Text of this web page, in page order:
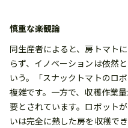
慎重な楽観論
同生産者によると、房トマト
らず、イノベーションは依然
いう。「スナックトマトのロ
複雑です。一方で、収穫作業
要とされています。ロボット
いは完全に熟した房を収穫で